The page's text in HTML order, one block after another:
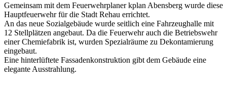
Gemeinsam mit dem Feuerwehrplaner kplan Abensberg wurde diese
Hauptfeuerwehr für die Stadt Rehau errichtet.
An das neue Sozialgebäude wurde seitlich eine Fahrzeughalle mit
12 Stellplätzen angebaut. Da die Feuerwehr auch die Betriebswehr
einer Chemiefabrik ist, wurden Spezialräume zu Dekontamierung
eingebaut.
Eine hinterlüftete Fassadenkonstruktion gibt dem Gebäude eine
elegante Ausstrahlung.